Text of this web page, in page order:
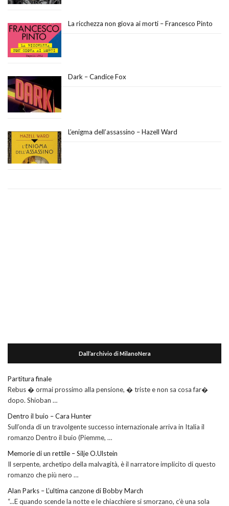
La ricchezza non giova ai morti – Francesco Pinto
Dark – Candice Fox
L’enigma dell’assassino – Hazell Ward
Dall’archivio di MilanoNera
Partitura finale
Rebus � ormai prossimo alla pensione, � triste e non sa cosa far�
dopo. Shioban …
Dentro il buio – Cara Hunter
Sull’onda di un travolgente successo internazionale arriva in Italia il
romanzo Dentro il buio (Piemme, …
Memorie di un rettile – Silje O.Ulstein
Il serpente, archetipo della malvagità, è il narratore implicito di questo
romanzo che più nero …
Alan Parks – L’ultima canzone di Bobby March
“...E quando scende la notte e le chiacchiere si smorzano, c’è una sola